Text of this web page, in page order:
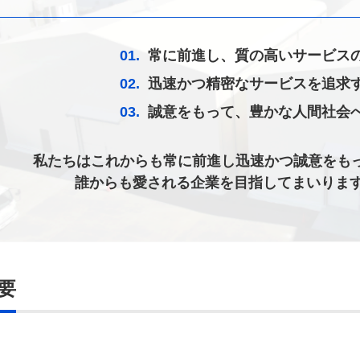
01. 常に前進し、質の高いサービス
02. 迅速かつ精密なサービスを追求
03. 誠意をもって、豊かな人間社会
私たちはこれからも常に前進し迅速かつ誠意をも
誰からも愛される企業を目指してまいり